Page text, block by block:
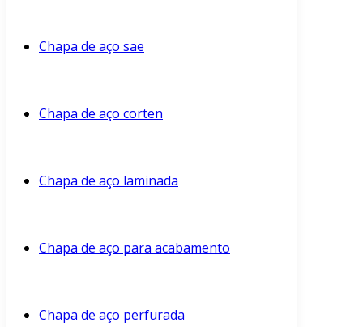
Chapa de aço sae
Chapa de aço corten
Chapa de aço laminada
Chapa de aço para acabamento
Chapa de aço perfurada